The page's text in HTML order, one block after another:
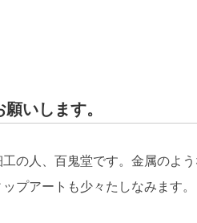
いします。
の人、百鬼堂です。金属のよ
プアートも少々たしなみます。